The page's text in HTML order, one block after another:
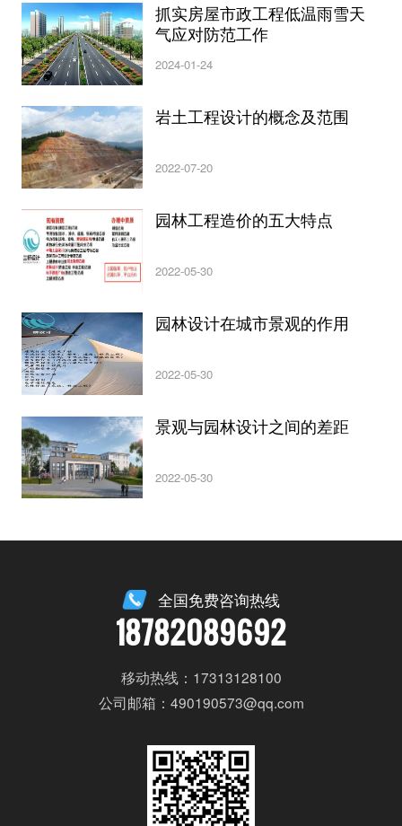
抓实房屋市政工程低温雨雪天
气应对防范工作
2024-01-24
岩土工程设计的概念及范围
2022-07-20
园林工程造价的五大特点
2022-05-30
园林设计在城市景观的作用
2022-05-30
景观与园林设计之间的差距
2022-05-30
全国免费咨询热线
18782089692
移动热线：17313128100
公司邮箱：490190573@qq.com